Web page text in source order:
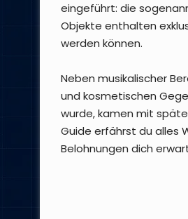
eingeführt: die
Objekte enthalten
werden können.
Neben musikalischer
und kosmetischen
wurde, kamen mit
Guide erfährst du alles
Belohnungen dich